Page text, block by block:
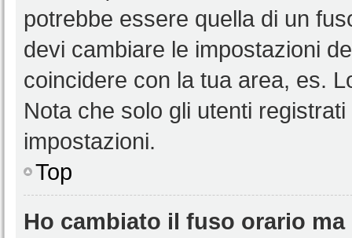
potrebbe essere quella di un
devi cambiare le impostazioni
coincidere con la tua area, es.
Nota che solo gli utenti
impostazioni.
Top
Ho cambiato il fuso orario ma